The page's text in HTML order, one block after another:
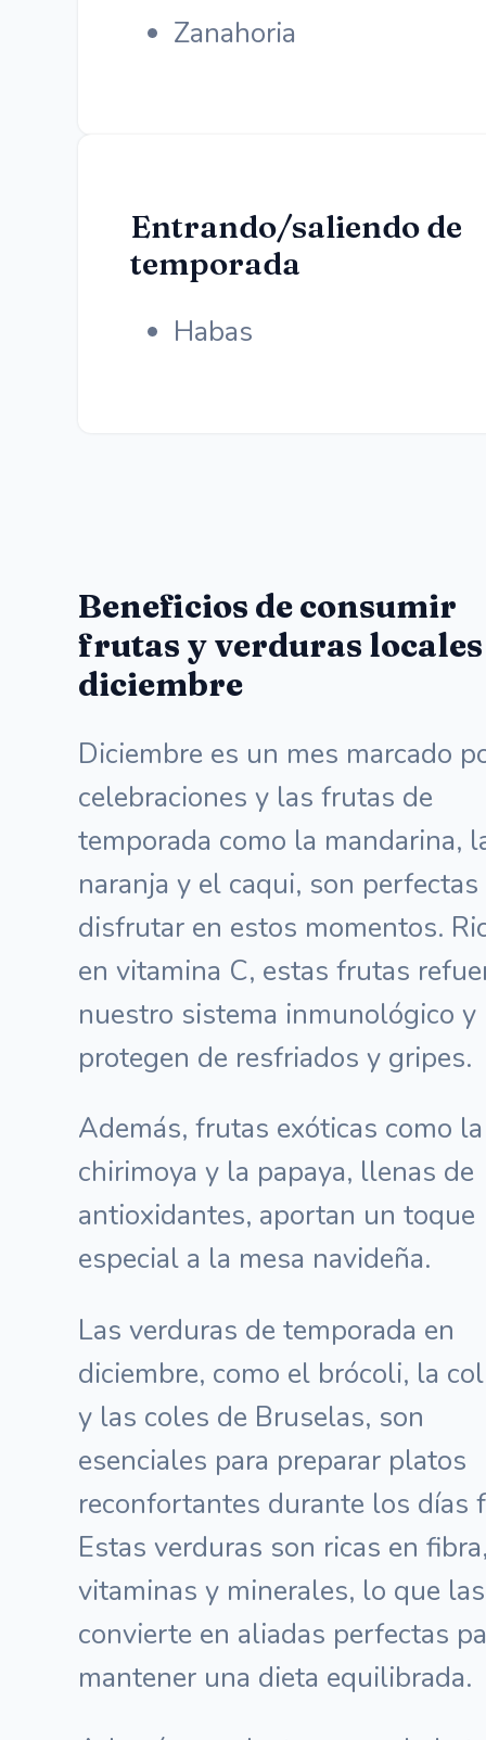
Zanahoria
Entrando/saliendo de
temporada
Habas
Beneficios de consumir
frutas y verduras
diciembre
Diciembre es un mes marcado
celebraciones y las frutas de
temporada como la mandarina,
naranja y el caqui, son perfectas
disfrutar en estos momentos.
en vitamina C, estas frutas
nuestro sistema inmunológico y
protegen de resfriados y gripes.
Además, frutas exóticas como la
chirimoya y la papaya, llenas de
antioxidantes, aportan un toque
especial a la mesa navideña.
Las verduras de temporada en
diciembre, como el brócoli, la
y las coles de Bruselas, son
esenciales para preparar platos
reconfortantes durante los días
Estas verduras son ricas en
vitaminas y minerales, lo que las
convierte en aliadas perfectas
mantener una dieta equilibrada.